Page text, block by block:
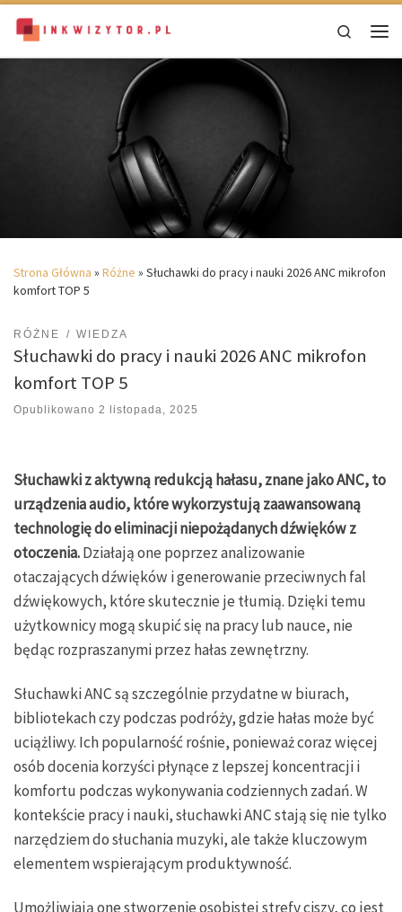
Skip to content
Search
Strona Główna » Różne » Słuchawki do pracy i nauki 2026 ANC mikrofon
komfort TOP 5
RÓŻNE WIEDZA
Słuchawki do pracy i nauki 2026 ANC mikrofon
komfort TOP 5
Opublikowano 2 listopada, 2025
Słuchawki z aktywną redukcją hałasu, znane jako ANC, to
urządzenia audio, które wykorzystują zaawansowaną
technologię do eliminacji niepożądanych dźwięków z
otoczenia.Działają one poprzez analizowanie
otaczających dźwięków i generowanie przeciwnych fal
dźwiękowych, które skutecznie je tłumią. Dzięki temu
użytkownicy mogą skupić się na pracy lub nauce, nie
będąc rozpraszanymi przez hałas zewnętrzny.
Słuchawki ANC są szczególnie przydatne w biurach,
bibliotekach czy podczas podróży, gdzie hałas może być
uciążliwy. Ich popularność rośnie, ponieważ coraz więcej
osób docenia korzyści płynące z lepszej koncentracji i
komfortu podczas wykonywania codziennych zadań. W
kontekście pracy i nauki, słuchawki ANC stają się nie tylko
narzędziem do słuchania muzyki, ale także kluczowym
elementem wspierającym produktywność.
Umożliwiają one stworzenie osobistej strefy ciszy, co jest